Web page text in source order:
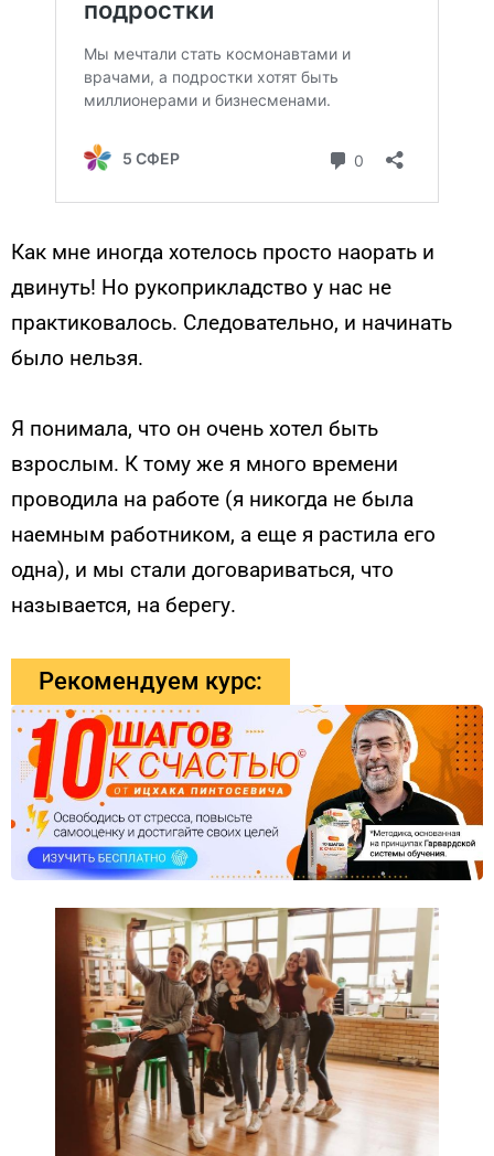
Как мне иногда хотелось просто наорать и
двинуть! Но рукоприкладство у нас не
практиковалось. Следовательно, и начинать
было нельзя.
Я понимала, что он очень хотел быть
взрослым. К тому же я много времени
проводила на работе (я никогда не была
наемным работником, а еще я растила его
одна), и мы стали договариваться, что
называется, на берегу.
Рекомендуем курс: